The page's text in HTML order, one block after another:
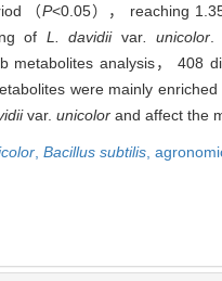
（P<0.05）， reaching
of L. davidiivar. unicolor
metabolites analysis， 408
were mainly
var. unicolor and affect the
Bacillus subtilis